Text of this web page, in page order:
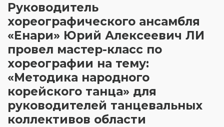
Руководитель
хореографического ансамбля
«Енари» Юрий Алексеевич ЛИ
провел мастер-класс по
хореографии на тему:
«Методика народного
корейского танца» для
руководителей танцевальных
коллективов области